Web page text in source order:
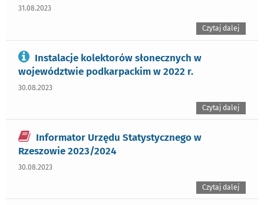
31.08.2023
Czytaj dalej
Instalacje kolektorów słonecznych w
województwie podkarpackim w 2022 r.
30.08.2023
Czytaj dalej
Informator Urzędu Statystycznego w
Rzeszowie 2023/2024
30.08.2023
Czytaj dalej